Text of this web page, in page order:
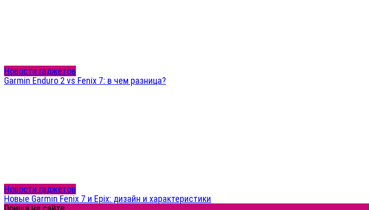
Новости гаджетов
Garmin Enduro 2 vs Fenix 7: в чем разница?
Новости гаджетов
Новые Garmin Fenix 7 и Epix: дизайн и характеристики